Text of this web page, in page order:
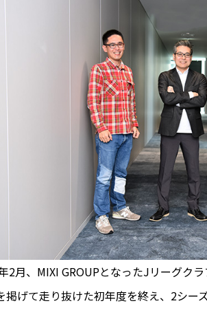
2月、MIXI GROUPとなったJリーグク
掲げて走り抜けた初年度を終え、2シー